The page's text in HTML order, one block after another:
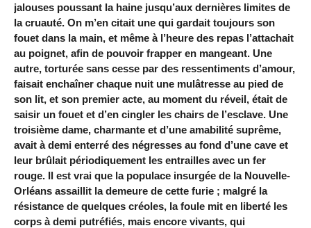
jalouses poussant la haine jusqu’aux dernières limites de
la cruauté. On m’en citait une qui gardait toujours son
fouet dans la main, et même à l’heure des repas l’attachait
au poignet, afin de pouvoir frapper en mangeant. Une
autre, torturée sans cesse par des ressentiments d’amour,
faisait enchaîner chaque nuit une mulâtresse au pied de
son lit, et son premier acte, au moment du réveil, était de
saisir un fouet et d’en cingler les chairs de l’esclave. Une
troisième dame, charmante et d’une amabilité suprême,
avait à demi enterré des négresses au fond d’une cave et
leur brûlait périodiquement les entrailles avec un fer
rouge. Il est vrai que la populace insurgée de la Nouvelle-
Orléans assaillit la demeure de cette furie ; malgré la
résistance de quelques créoles, la foule mit en liberté les
corps à demi putréfiés, mais encore vivants, qui